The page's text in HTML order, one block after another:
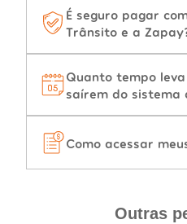
É seguro pagar
Trânsito e a
Quanto tempo
saírem do sistema
Como acessar
Outras